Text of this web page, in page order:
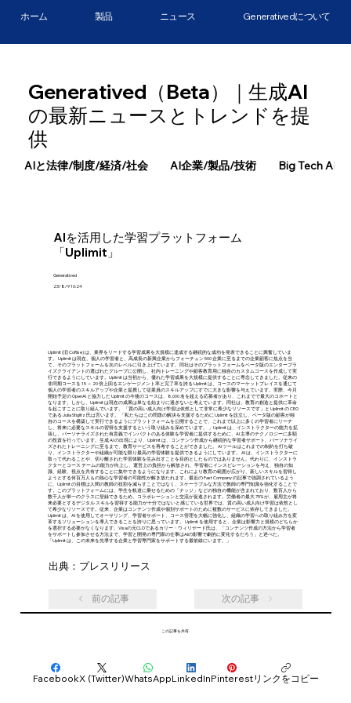
Generatived（Beta）｜生成AI
の最新ニュースとトレンドを提
供
AIを活用した学習プラットフォーム
「Uplimit」
Generatived
23/8/9 10:24
Uplimit (旧 CoRise) は、業界をリードする学習成果を大規模に達成する継続的な成功を発表できることに興奮していま
す。 Uplimit は現在、個人の学習者と、高成長の新興企業からフォーチュン 500 企業に至るまでの企業顧客に焦点を当
て、そのプラットフォームを次のレベルに引き上げています。同社はそのプラットフォームをベータ版のエンタープラ
イズクライアントの選ばれたグループに公開し、社内トレーニングや顧客教育用に独自のカスタムコースを作成して実
行できるようにしています。Uplimit は当初から、優れた学習成果を大規模に提供することに専念してきました。従来の
非同期コースを 15 ～ 20 倍上回るエンゲージメント率と完了率を誇る Uplimit は、コースのマーケットプレイスを通じて
個人の学習者のスキルアップや企業と提携して従業員のスキルアップにすでに大きな影響を与えています。実際、今月
開始予定の OpenAI と協力した Uplimit の今後のコースは、8,000 名を超える応募者があり、これまでで最大のコホートと
なります。しかし、Uplimit は現在の成果は単なる始まりに過ぎないと考えています。同社は、教育の創造と提供に革命
を起こすことに取り組んでいます。 「質の高い成人向け学習は依然として非常に希少なリソースです」と Uplimit の CEO
である Julia Stiglitz 氏は言います。 「私たちはこの問題の解決を支援するために Uplimit を設立し、ベータ版の顧客が独
自のコースを構築して実行できるようにプラットフォームを公開することで、これまで以上に多くの学習者にリーチ
し、将来に必要なスキルの習得を支援するという取り組みを深めています。 」Uplimit は、インストラクターの能力を拡
張し、パーソナライズされた有意義でインパクトのある体験を学習者に提供するために、AI 主導のテクノロジーに多額
の投資を行っています。生成 AI の出現により、Uplimit は、コンテンツ作成から継続的な学習者サポート、パーソナライ
ズされたトレーニングに至るまで、教育サービスを再考することができました。 AI ツールはこれまでの制約を打ち破
り、インストラクターや組織が可能な限り最高の学習体験を提供できるようにしています。 AI は、インストラクターに
取って代わることや、切り離された学習体験を生み出すことを目的としたものではありません。代わりに、インストラ
クターとコース チームの能力が向上し、運営上の負担から解放され、学習者にインスピレーションを与え、独自の知
識、経験、視点を共有することに集中できるようになります。これにより教育の範囲が広がり、新しいスキルを習得し
ようとする何百万人もの熱心な学習者の可能性が解き放たれます。最近の Fast Company の記事で強調されているよう
に、Uplimit の目標は人間の教師の役割を減らすことではなく、スケーラブルな方法で教師の専門知識を強化することで
す。このプラットフォームには、学生を軌道に乗せるための「ナッジ」などの独自の機能が含まれており、数百人から
数千人が単一のクラスに登録できるため、コラボレーションと交流が促進されます。労働者の最大 75% が、雇用主が将
来必要とするデジタル スキルを習得する能力が十分ではないと感じている世界では、質の高い成人向け学習は依然とし
て希少なリソースです。従来、企業はコンテンツ作成や個別サポートのために複数のサービスに依存してきました。
Uplimit は、AI を使用してオーサリング、学習者サポート、コース管理を大幅に強化し、組織の学習への取り組み方を変
革するソリューションを導入できることを誇りに思っています。 Uplimit を使用すると、企業は影響力と規模のどちらか
を選択する必要がなくなります。Visaの元CLOであるカリー・ウィリヤード氏は、「コンテンツ作成の方法から学習者
をサポートし参加させる方法まで、学習と開発の専門家の仕事はAIの影響で劇的に変化するだろう」と述べた。
「Uplimit は、この未来を先導する企業と学習専門家をサポートする最前線にいます。」
出典：プレスリリース
前の記事 次の記事
ホーム 製品 ニュース Generativedについて
この記事を共有:
FacebookX (Twitter)WhatsAppLinkedInPinterestリンクをコピー
AIと法律/制度/経済/社会 AI企業/製品/技術 Big Tech AI